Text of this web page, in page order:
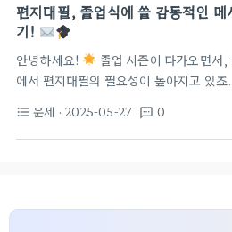
편지대필, 졸업식에 쓸 감동적인 메
기!
안녕하세요!
졸업 시즌이 다가오면서,
에서 편지대필의 필요성이 높아지고 있
하는 경우가 많습니다. 오늘은 여러분이
찾고 있을 때 어떻게 도움을 줄 수 있는지
format_list_bulleted 운세 · 2025-05-27 textsms 0